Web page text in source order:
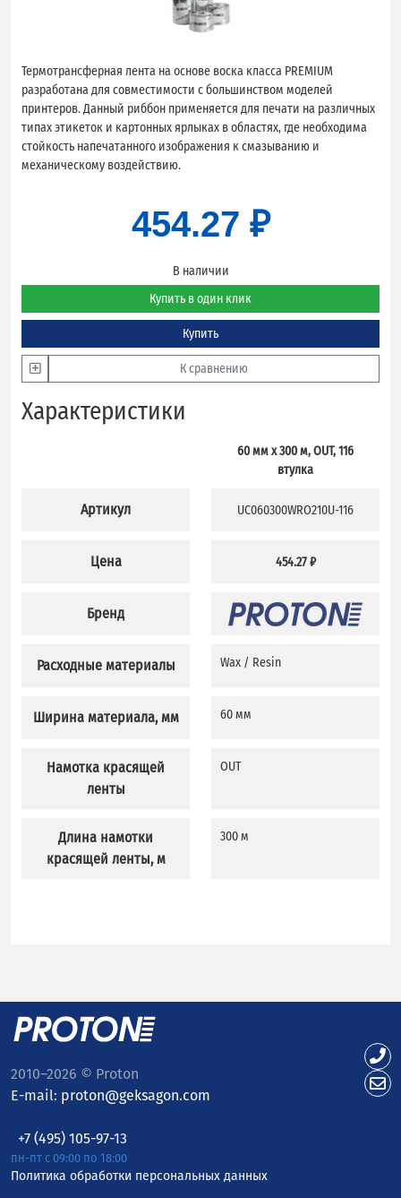
Термотрансферная лента на основе воска класса PREMIUM
разработана для совместимости с большинством моделей
принтеров. Данный риббон применяется для печати на различных
типах этикеток и картонных ярлыках в областях, где необходима
стойкость напечатанного изображения к смазыванию и
механическому воздействию.
454.27 ₽
В наличии
Купить в один клик
Купить
К сравнению
Характеристики
Артикул
Цена
Бренд
Расходные материалы
Ширина материала, мм
Намотка красящей
ленты
Длина намотки
красящей ленты, м
60 мм х 300 м, OUT, 116
втулка
UC060300WRO210U-116
454.27 ₽
Wax / Resin
60 мм
OUT
300 м
2010–2026 © Proton
E-mail: proton@geksagon.com
+7 (495) 105-97-13
пн-пт с 09:00 по 18:00
Политика обработки персональных данных